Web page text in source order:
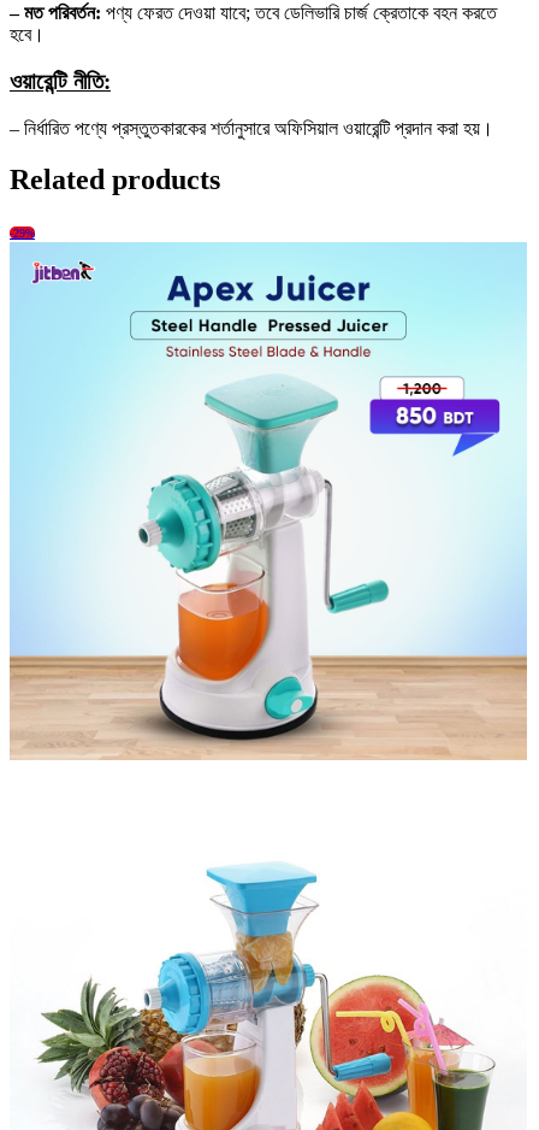
– মত পরিবর্তন: পণ্য ফেরত দেওয়া যাবে; তবে ডেলিভারি চার্জ ক্রেতাকে বহন করতে
হবে।
ওয়ারেন্টি নীতি:
– নির্ধারিত পণ্যে প্রস্তুতকারকের শর্তানুসারে অফিসিয়াল ওয়ারেন্টি প্রদান করা হয়।
Related products
-29%